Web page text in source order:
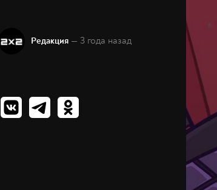
Редакция — 3 года назад